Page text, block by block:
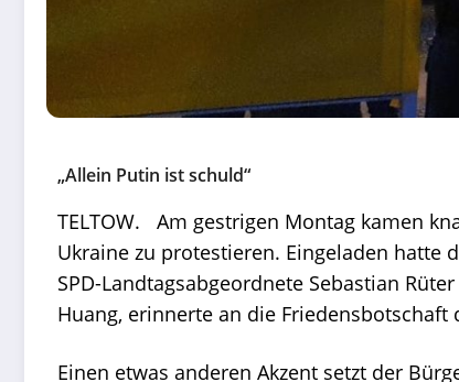
„Allein Putin ist schuld“
TELTOW. Am gestrigen Montag kamen
Ukraine zu protestieren. Eingeladen hatte
SPD-Landtagsabgeordnete Sebastian
Huang, erinnerte an die Friedensbotschaft
Einen etwas anderen Akzent setzt der